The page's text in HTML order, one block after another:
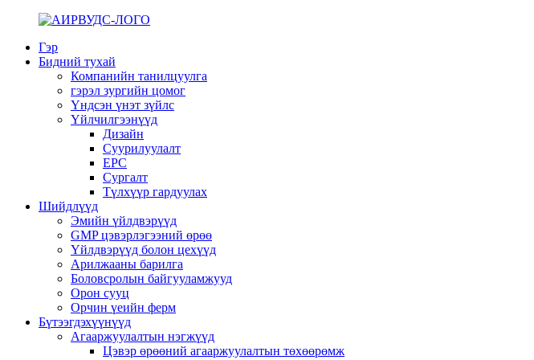
Гэр
Бидний тухай
Компанийн танилцуулга
гэрэл зургийн цомог
Үндсэн үнэт зүйлс
Үйлчилгээнүүд
Дизайн
Суурилуулалт
EPC
Сургалт
Түлхүүр гардуулах
Шийдлүүд
Эмийн үйлдвэрүүд
GMP цэвэрлэгээний өрөө
Үйлдвэрүүд болон цехүүд
Арилжааны барилга
Боловсролын байгууламжууд
Орон сууц
Орчин үеийн ферм
Бүтээгдэхүүнүүд
Агааржуулалтын нэгжүүд
Цэвэр өрөөний агааржуулалтын төхөөрөмж